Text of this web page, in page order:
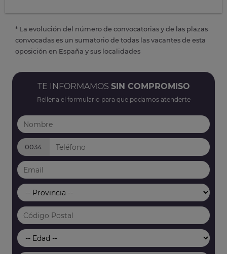
* La evolución del número de convocatorias y de las plazas
convocadas es un sumatorio de todas las vacantes de esta
oposición en España y sus localidades
TE INFORMAMOS SIN COMPROMISO
Rellena el formulario para que podamos atenderte
0034